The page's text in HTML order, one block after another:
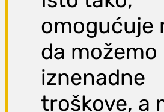
omogućuje
da
iznenadne
troškove, a